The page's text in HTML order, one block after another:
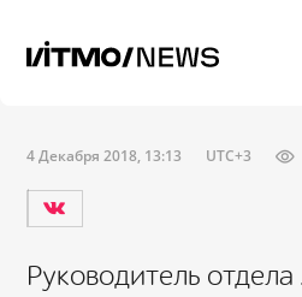
4 Декабря 2018, 13:13 UTC+3
Руководитель отдела